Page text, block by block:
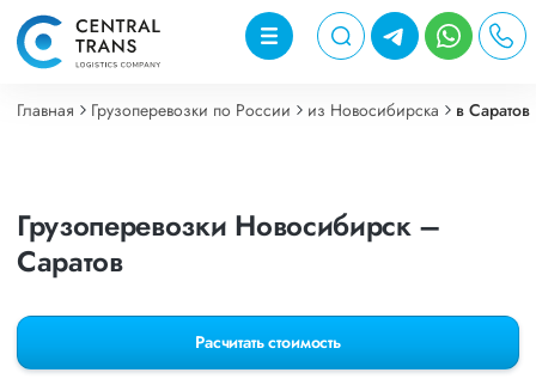
Главная Грузоперевозки по России из Новосибирска в Саратов
Грузоперевозки Новосибирск –
Саратов
Расчитать стоимость